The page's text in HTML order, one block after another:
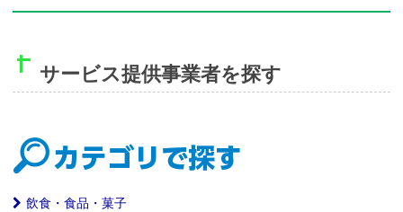
サービス提供事業者を探す
飲食・食品・菓子